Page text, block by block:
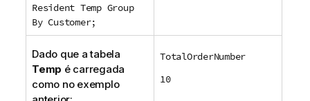
Resident Temp Group
By Customer;
Dado que a tabela
Temp é carregada
como no exemplo
TotalOrderNumber
10